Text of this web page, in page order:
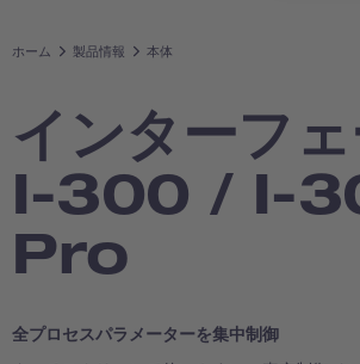
ホーム 製品情報 本体
インターフ
I-300 / I-
Pro
全プロセスパラメーターを集中制御